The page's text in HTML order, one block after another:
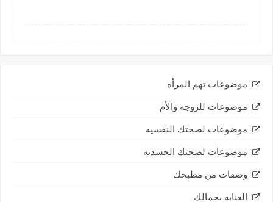
موضوعات تهم المرأه
موضوعات للزوجه والأم
موضوعات لصحتك النفسيه
موضوعات لصحتك الجسديه
وصفات من مطبخك
العنايه بجمالك